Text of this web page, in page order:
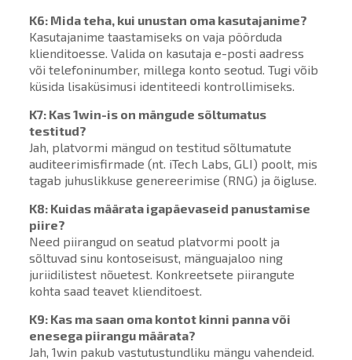
K6: Mida teha, kui unustan oma kasutajanime?
Kasutajanime taastamiseks on vaja pöörduda
klienditoesse. Valida on kasutaja e-posti aadress
või telefoninumber, millega konto seotud. Tugi võib
küsida lisaküsimusi identiteedi kontrollimiseks.
K7: Kas 1win-is on mängude sõltumatus
testitud?
Jah, platvormi mängud on testitud sõltumatute
auditeerimisfirmade (nt. iTech Labs, GLI) poolt, mis
tagab juhuslikkuse genereerimise (RNG) ja õigluse.
K8: Kuidas määrata igapäevaseid panustamise
piire?
Need piirangud on seatud platvormi poolt ja
sõltuvad sinu kontoseisust, mänguajaloo ning
juriidilistest nõuetest. Konkreetsete piirangute
kohta saad teavet klienditoest.
K9: Kas ma saan oma kontot kinni panna või
enesega piirangu määrata?
Jah, 1win pakub vastutustundliku mängu vahendeid.